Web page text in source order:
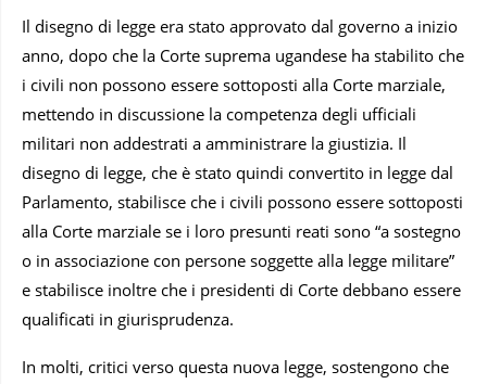
Il disegno di legge era stato approvato dal governo a inizio
anno, dopo che la Corte suprema ugandese ha stabilito che
i civili non possono essere sottoposti alla Corte marziale,
mettendo in discussione la competenza degli ufficiali
militari non addestrati a amministrare la giustizia. Il
disegno di legge, che è stato quindi convertito in legge dal
Parlamento, stabilisce che i civili possono essere sottoposti
alla Corte marziale se i loro presunti reati sono “a sostegno
o in associazione con persone soggette alla legge militare”
e stabilisce inoltre che i presidenti di Corte debbano essere
qualificati in giurisprudenza.
In molti, critici verso questa nuova legge, sostengono che